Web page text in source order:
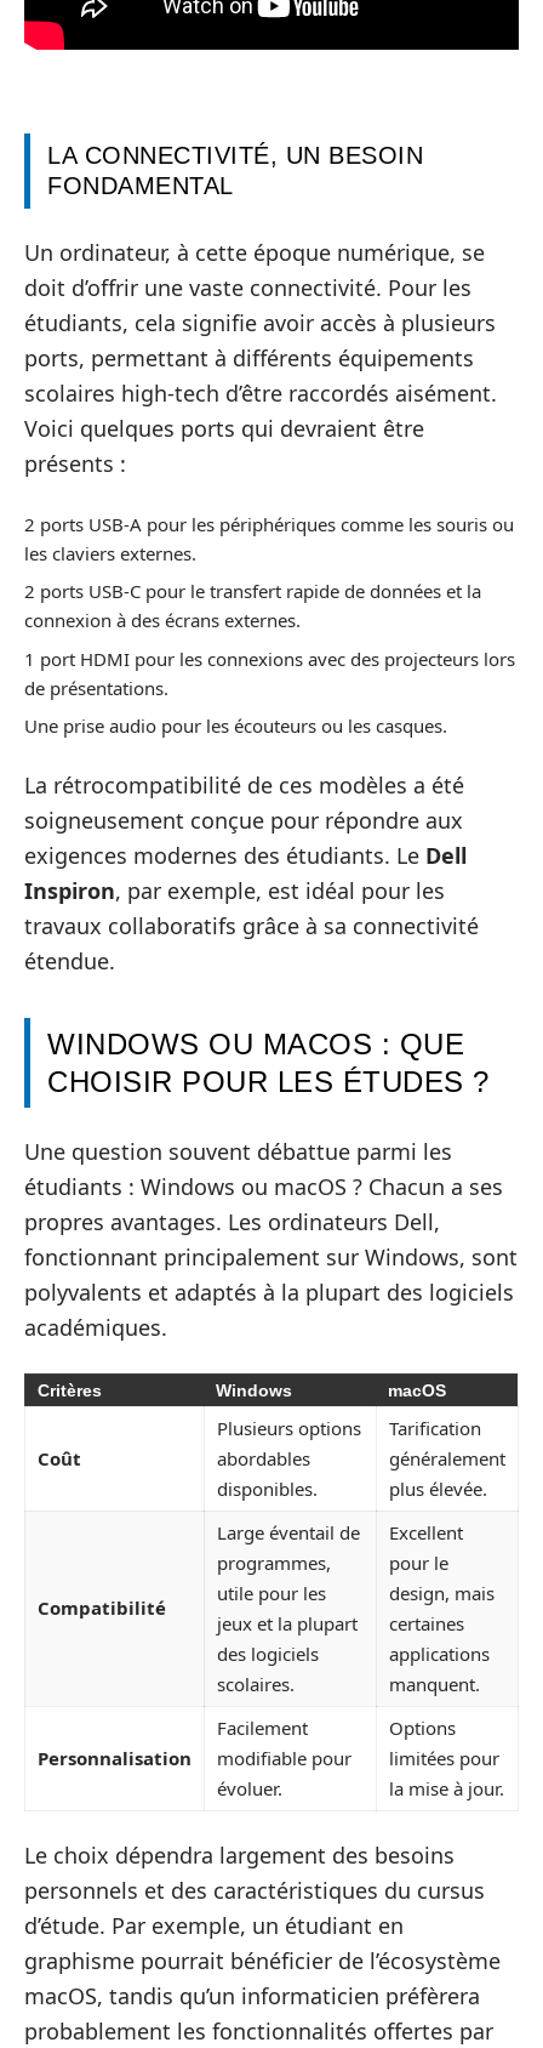
LA CONNECTIVITÉ, UN BESOIN
FONDAMENTAL
Un ordinateur, à cette époque numérique, se
doit d’offrir une vaste connectivité. Pour les
étudiants, cela signifie avoir accès à plusieurs
ports, permettant à différents équipements
scolaires high-tech d’être raccordés aisément.
Voici quelques ports qui devraient être
présents :
2 ports USB-A pour les périphériques comme les souris ou
les claviers externes.
2 ports USB-C pour le transfert rapide de données et la
connexion à des écrans externes.
1 port HDMI pour les connexions avec des projecteurs lors
de présentations.
Une prise audio pour les écouteurs ou les casques.
La rétrocompatibilité de ces modèles a été
soigneusement conçue pour répondre aux
exigences modernes des étudiants. Le Dell
Inspiron, par exemple, est idéal pour les
travaux collaboratifs grâce à sa connectivité
étendue.
WINDOWS OU MACOS : QUE
CHOISIR POUR LES ÉTUDES ?
Une question souvent débattue parmi les
étudiants : Windows ou macOS ? Chacun a ses
propres avantages. Les ordinateurs Dell,
fonctionnant principalement sur Windows, sont
polyvalents et adaptés à la plupart des logiciels
académiques.
Critères Windows macOS
Coût
Plusieurs options
abordables
disponibles.
Tarification
généralement
plus élevée.
Compatibilité
Large éventail de
programmes,
utile pour les
jeux et la plupart
des logiciels
scolaires.
Excellent
pour le
design, mais
certaines
applications
manquent.
Personnalisation
Facilement
modifiable pour
évoluer.
Options
limitées pour
la mise à jour.
Le choix dépendra largement des besoins
personnels et des caractéristiques du cursus
d’étude. Par exemple, un étudiant en
graphisme pourrait bénéficier de l’écosystème
macOS, tandis qu’un informaticien préfèrera
probablement les fonctionnalités offertes par